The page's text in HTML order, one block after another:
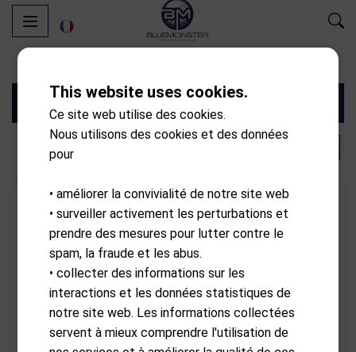
Filtres
This website uses cookies.
Ce site web utilise des cookies.
Nous utilisons des cookies et des données
pour
• améliorer la convivialité de notre site web
• surveiller activement les perturbations et
prendre des mesures pour lutter contre le
spam, la fraude et les abus.
• collecter des informations sur les
interactions et les données statistiques de
notre site web. Les informations collectées
servent à mieux comprendre l'utilisation de